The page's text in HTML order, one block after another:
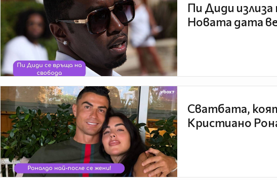
Пи Диди
Новата дата
Сватбата,
Кристиано